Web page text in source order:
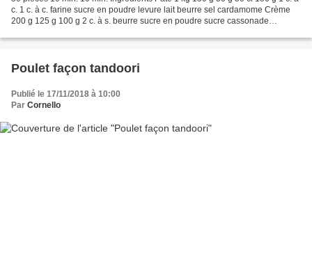
c. 1 c. à c. farine sucre en poudre levure lait beurre sel cardamome Crème
200 g 125 g 100 g 2 c. à s. beurre sucre en poudre sucre cassonade
Poulet façon tandoori
Publié le 17/11/2018 à 10:00
Par Cornello